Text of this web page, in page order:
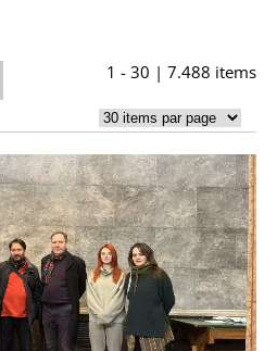
1 - 30 | 7.488 items